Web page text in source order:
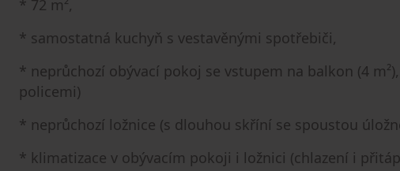
* 72 m²,
* samostatná kuchyň s vestavěnými spotřebiči,
* neprůchozí obývací pokoj se vstupem na balkon (4
policemi)
* neprůchozí ložnice (s dlouhou skříní se spoustou
* klimatizace v obývacím pokoji i ložnici (chlazení i